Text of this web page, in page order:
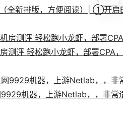
全新排版，方便阅读）| ①开
测评 轻松跑小龙虾，部署CPA
机器，上游Netlab，，非常